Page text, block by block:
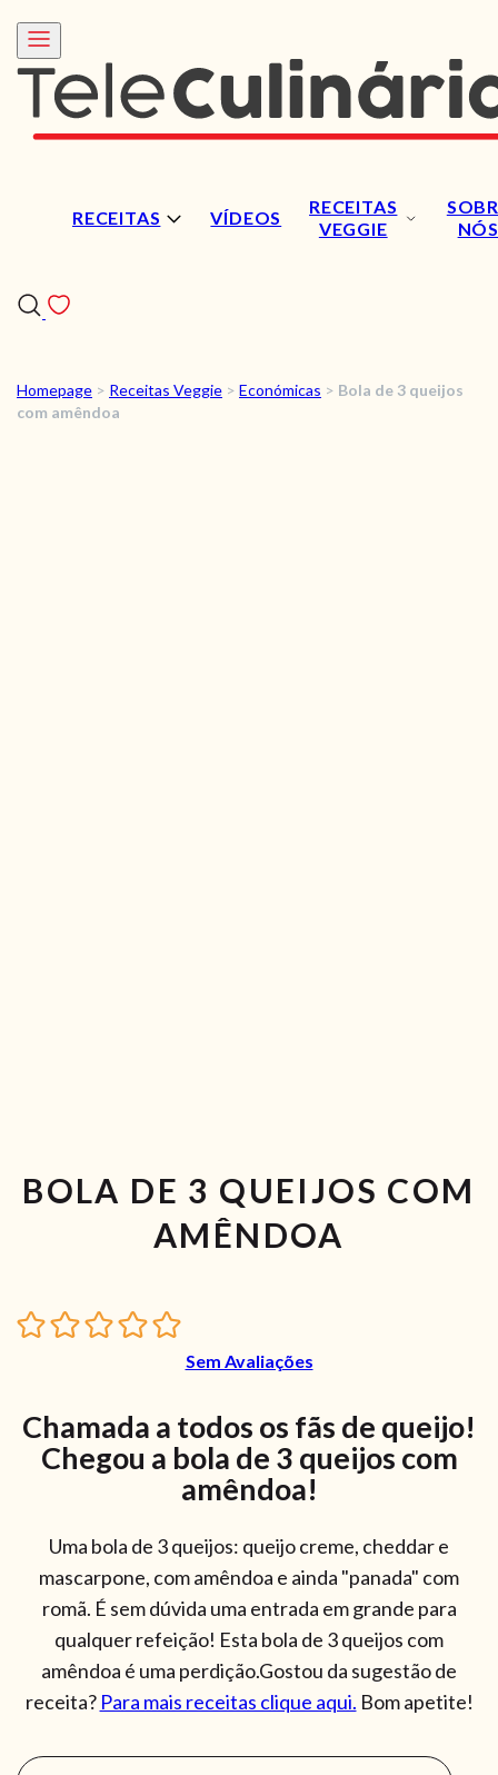
RECEITAS VÍDEOS
RECEITAS
VEGGIE
NÓS
RECEITAS
Homepage > Receitas Veggie > Económicas > Bola de 3 queijos
com amêndoa
BOLA DE 3 QUEIJOS COM
AMÊNDOA
Sem Avaliações
Chamada a todos os fãs de queijo!
Chegou a bola de 3 queijos com
amêndoa!
Uma bola de 3 queijos: queijo creme, cheddar e
mascarpone, com amêndoa e ainda "panada" com
romã. É sem dúvida uma entrada em grande para
qualquer refeição! Esta bola de 3 queijos com
amêndoa é uma perdição.Gostou da sugestão de
receita? Para mais receitas clique aqui. Bom apetite!